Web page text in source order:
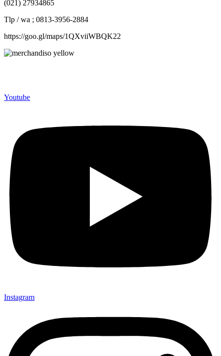
(021) 27934865
Tlp / wa ; 0813-3956-2884
https://goo.gl/maps/1QXviiWBQK22
Youtube
Instagram